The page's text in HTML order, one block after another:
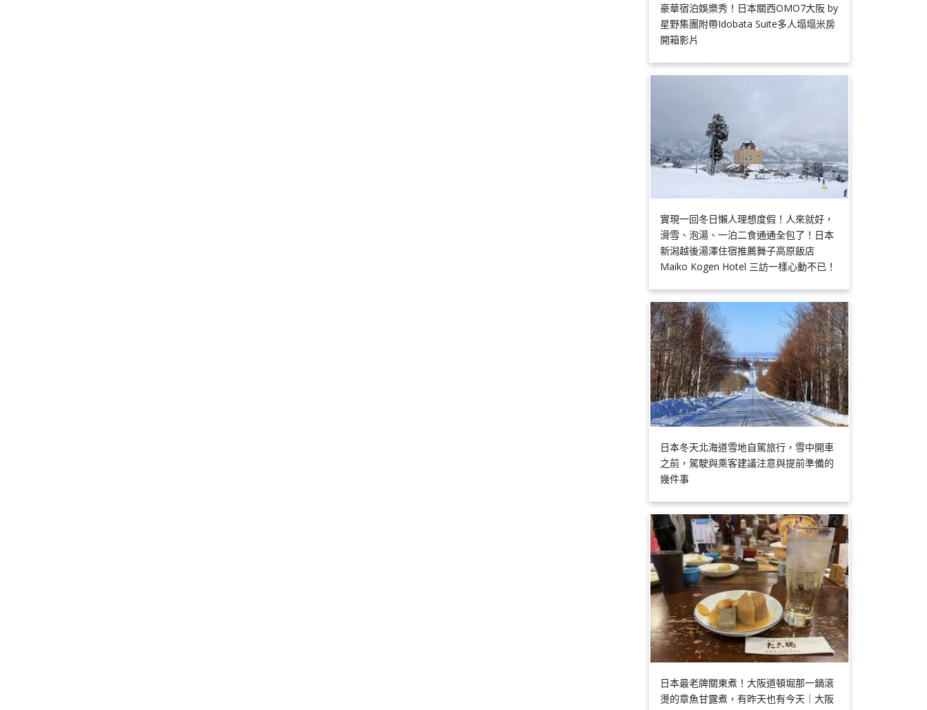
豪華宿泊娛樂秀！日本關西OMO7大阪 by
星野集團附帶Idobata Suite多人塌塌米房
開箱影片
實現一回冬日懶人理想度假！人來就好，
滑雪、泡湯、一泊二食通通全包了！日本
新潟越後湯澤住宿推薦舞子高原飯店
Maiko Kogen Hotel 三訪一樣心動不已！
日本冬天北海道雪地自駕旅行，雪中開車
之前，駕駛與乘客建議注意與提前準備的
幾件事
日本最老牌關東煮！大阪道頓堀那一鍋滾
燙的章魚甘露煮，有昨天也有今天｜大阪